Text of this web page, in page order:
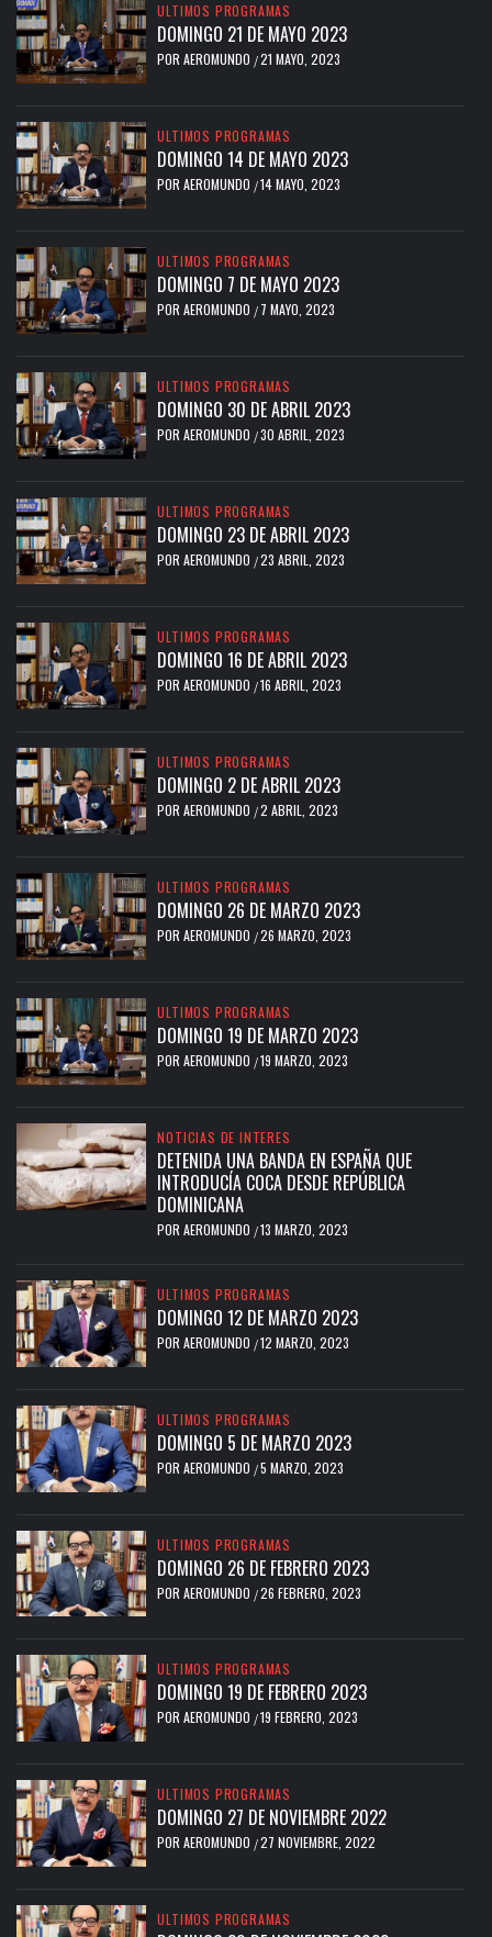
ULTIMOS PROGRAMAS
DOMINGO 21 DE MAYO 2023
POR AEROMUNDO /21 MAYO, 2023
ULTIMOS PROGRAMAS
DOMINGO 14 DE MAYO 2023
POR AEROMUNDO /14 MAYO, 2023
ULTIMOS PROGRAMAS
DOMINGO 7 DE MAYO 2023
POR AEROMUNDO / 7 MAYO, 2023
ULTIMOS PROGRAMAS
DOMINGO 30 DE ABRIL 2023
POR AEROMUNDO /30 ABRIL, 2023
ULTIMOS PROGRAMAS
DOMINGO 23 DE ABRIL 2023
POR AEROMUNDO /23 ABRIL, 2023
ULTIMOS PROGRAMAS
DOMINGO 16 DE ABRIL 2023
POR AEROMUNDO /16 ABRIL, 2023
ULTIMOS PROGRAMAS
DOMINGO 2 DE ABRIL 2023
POR AEROMUNDO /2 ABRIL, 2023
ULTIMOS PROGRAMAS
DOMINGO 26 DE MARZO 2023
POR AEROMUNDO /26 MARZO, 2023
ULTIMOS PROGRAMAS
DOMINGO 19 DE MARZO 2023
POR AEROMUNDO /19 MARZO, 2023
NOTICIAS DE INTERES
DETENIDA UNA BANDA EN ESPAÑA QUE
INTRODUCÍA COCA DESDE REPÚBLICA
DOMINICANA
POR AEROMUNDO /13 MARZO, 2023
ULTIMOS PROGRAMAS
DOMINGO 12 DE MARZO 2023
POR AEROMUNDO /12 MARZO, 2023
ULTIMOS PROGRAMAS
DOMINGO 5 DE MARZO 2023
POR AEROMUNDO /5 MARZO, 2023
ULTIMOS PROGRAMAS
DOMINGO 26 DE FEBRERO 2023
POR AEROMUNDO /26 FEBRERO, 2023
ULTIMOS PROGRAMAS
DOMINGO 19 DE FEBRERO 2023
POR AEROMUNDO /19 FEBRERO, 2023
ULTIMOS PROGRAMAS
DOMINGO 27 DE NOVIEMBRE 2022
POR AEROMUNDO /27 NOVIEMBRE, 2022
ULTIMOS PROGRAMAS